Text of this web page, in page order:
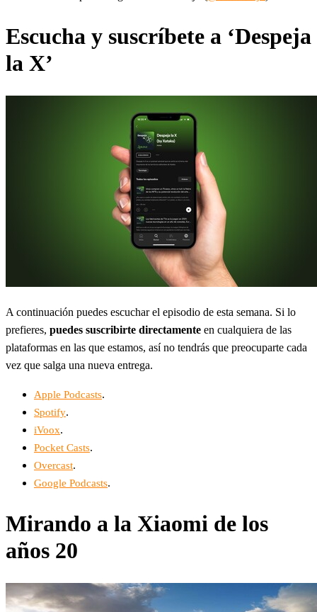
Escucha y suscríbete a ‘Despeja
la X’
A continuación puedes escuchar el episodio de esta semana. Si lo
prefieres, puedes suscribirte directamente en cualquiera de las
plataformas en las que estamos, así no tendrás que preocuparte cada
vez que salga una nueva entrega.
Apple Podcasts.
Spotify.
iVoox.
Pocket Casts.
Overcast.
Google Podcasts.
Mirando a la Xiaomi de los
años 20